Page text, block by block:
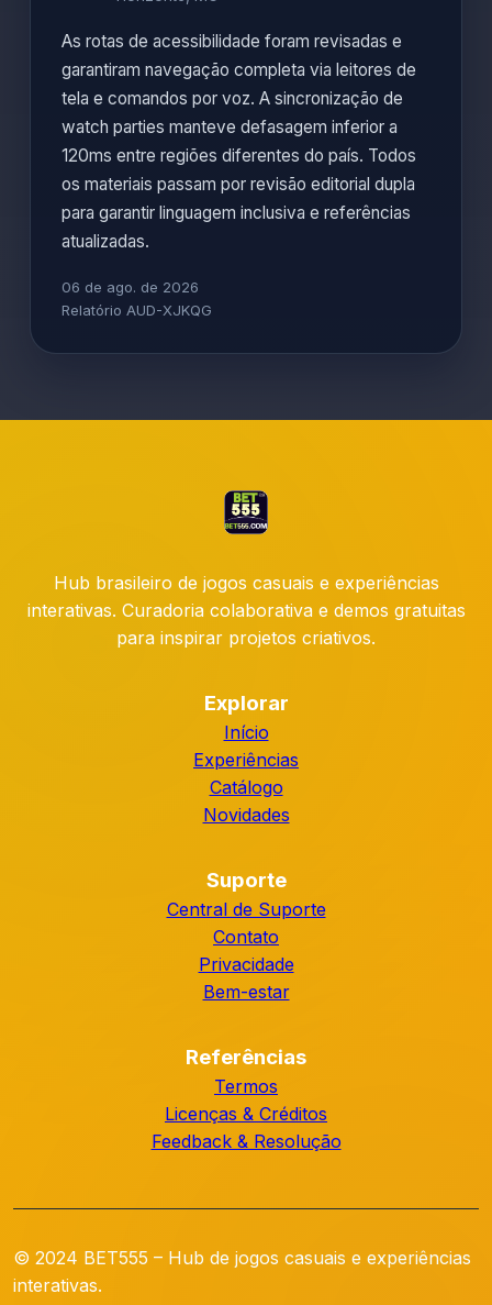
As rotas de acessibilidade foram revisadas e
garantiram navegação completa via leitores de
tela e comandos por voz. A sincronização de
watch parties manteve defasagem inferior a
120ms entre regiões diferentes do país. Todos
os materiais passam por revisão editorial dupla
para garantir linguagem inclusiva e referências
atualizadas.
06 de ago. de 2026
Relatório AUD-XJKQG
Hub brasileiro de jogos casuais e experiências
interativas. Curadoria colaborativa e demos gratuitas
para inspirar projetos criativos.
Explorar
Início
Experiências
Catálogo
Novidades
Suporte
Central de Suporte
Contato
Privacidade
Bem-estar
Referências
Termos
Licenças & Créditos
Feedback & Resolução
© 2024 BET555 – Hub de jogos casuais e experiências
interativas.